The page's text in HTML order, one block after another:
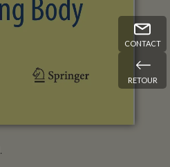
CONTACT
RETOUR